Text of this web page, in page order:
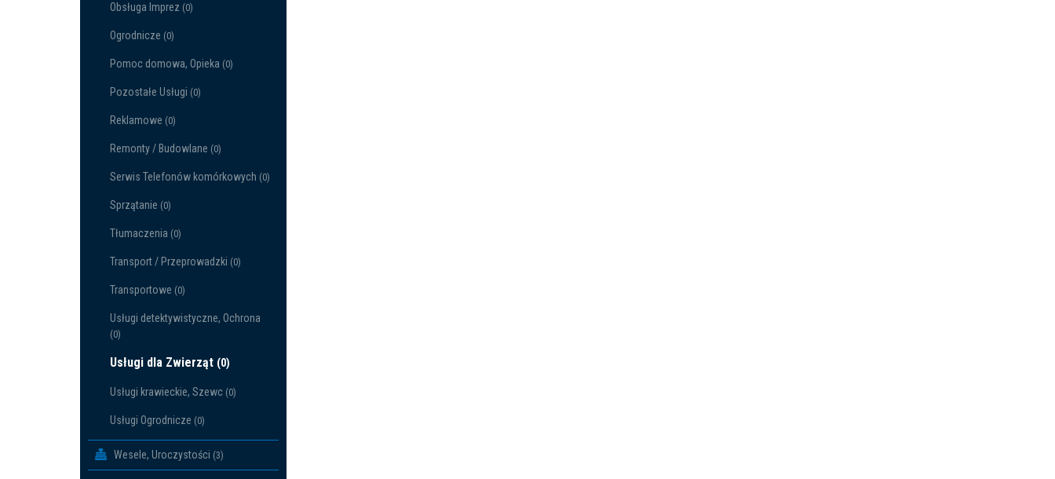
Obsługa Imprez (0)
Ogrodnicze (0)
Pomoc domowa, Opieka (0)
Pozostałe Usługi (0)
Reklamowe (0)
Remonty / Budowlane (0)
Serwis Telefonów komórkowych (0)
Sprzątanie (0)
Tłumaczenia (0)
Transport / Przeprowadzki (0)
Transportowe (0)
Usługi detektywistyczne, Ochrona
(0)
Usługi dla Zwierząt (0)
Usługi krawieckie, Szewc (0)
Usługi Ogrodnicze (0)
Wesele, Uroczystości (3)